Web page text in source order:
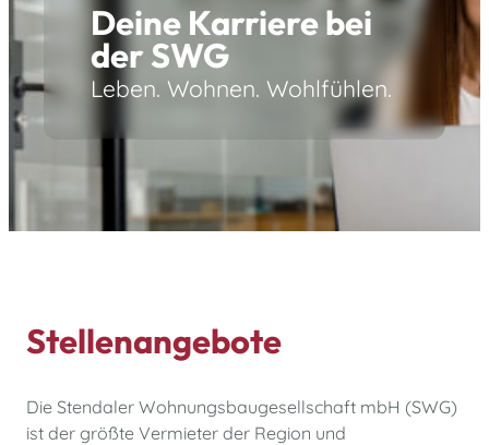
Deine Karriere bei
der SWG
Leben. Wohnen. Wohlfühlen.
Stellenangebote
Die Stendaler Wohnungsbaugesellschaft mbH (SWG)
ist der größte Vermieter der Region und